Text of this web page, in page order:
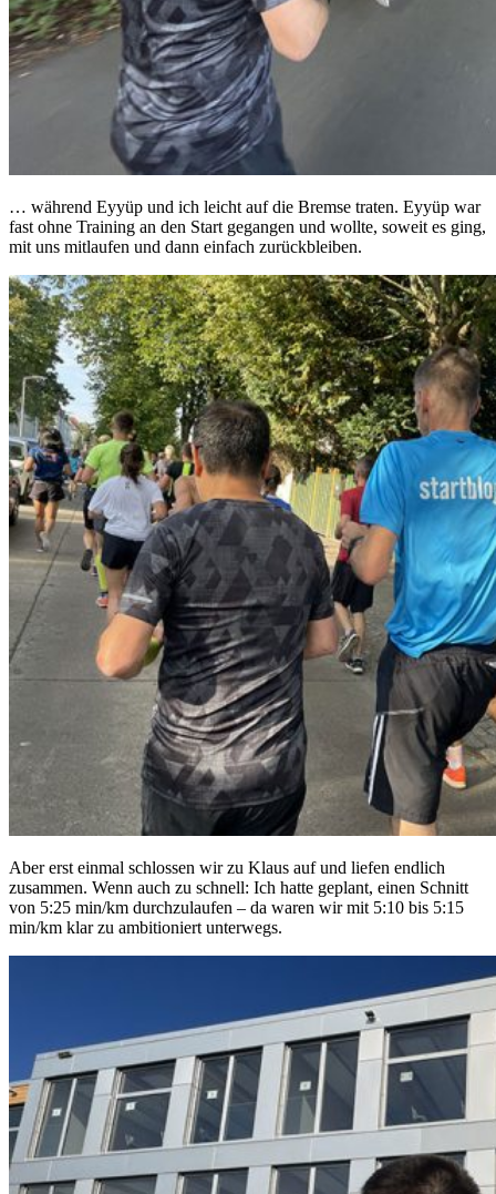
… während Eyyüp und ich leicht auf die Bremse traten. Eyyüp war
fast ohne Training an den Start gegangen und wollte, soweit es ging,
mit uns mitlaufen und dann einfach zurückbleiben.
Aber erst einmal schlossen wir zu Klaus auf und liefen endlich
zusammen. Wenn auch zu schnell: Ich hatte geplant, einen Schnitt
von 5:25 min/km durchzulaufen – da waren wir mit 5:10 bis 5:15
min/km klar zu ambitioniert unterwegs.